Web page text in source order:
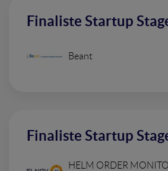
Finaliste Startup
Beant
Finaliste Startup
HELM ORDER